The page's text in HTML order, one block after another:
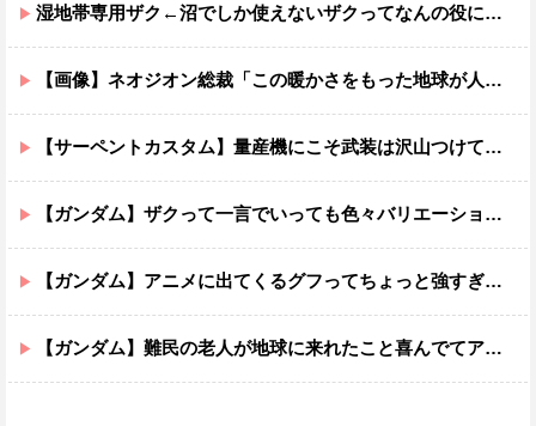
湿地帯専用ザク←沼でしか使えないザクってなんの役に立つ設定なんだ？
【画像】ネオジオン総裁「この暖かさをもった地球が人間さえ破壊するんだ（汗だく）」
【サーペントカスタム】量産機にこそ武装は沢山つけてほしいよね
【ガンダム】ザクって一言でいっても色々バリエーションがあるよね
【ガンダム】アニメに出てくるグフってちょっと強すぎじゃない？
【ガンダム】難民の老人が地球に来れたこと喜んでてアレ？連邦もやってることヤバくない？ってなる